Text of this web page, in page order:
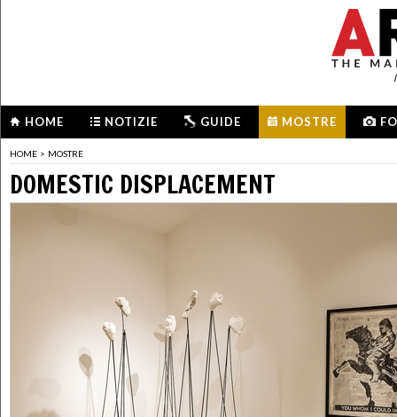
HOME NOTIZIE GUIDE MOSTRE
HOME > MOSTRE
DOMESTIC DISPLACEMENT